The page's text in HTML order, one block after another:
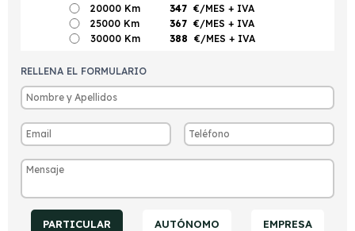
20000 Km
347 €/MES + IVA
25000 Km
367 €/MES + IVA
30000 Km
388 €/MES + IVA
RELLENA EL FORMULARIO
PARTICULAR AUTÓNOMO EMPRESA